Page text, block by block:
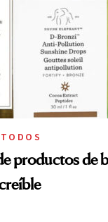
productos de